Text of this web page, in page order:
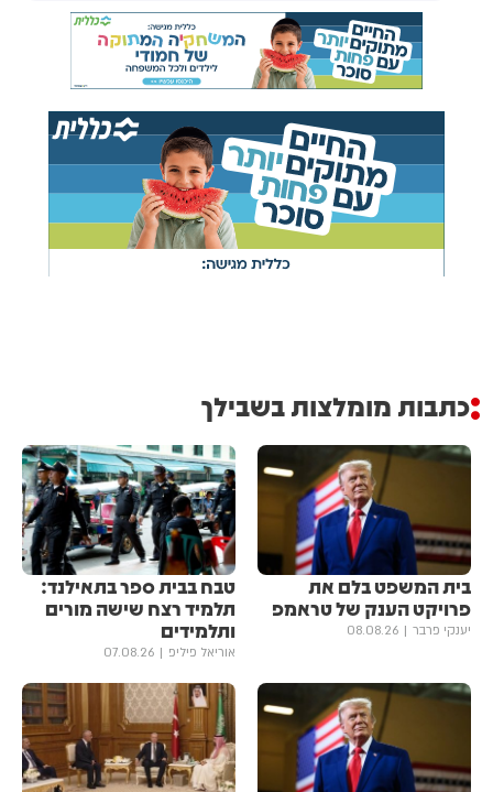
כתבות מומלצות בשבילך
בית המשפט בלם את
פרויקט הענק של טראמפ
יענקי פרבר 08.08.26
טבח בבית ספר בתאילנד:
תלמיד רצח שישה מורים
ותלמידים
אוריאל פיליפ 07.08.26